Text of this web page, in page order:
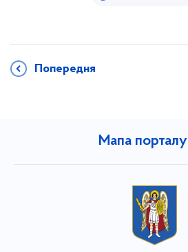
Попередня
Мапа порталу